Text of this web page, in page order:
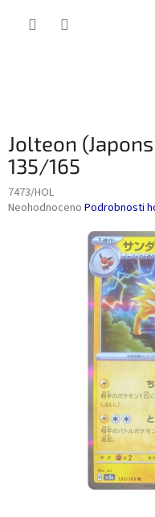
Jolteon
135/165
7473/HOL
Průměrné
Neohodnoceno Podrobnosti